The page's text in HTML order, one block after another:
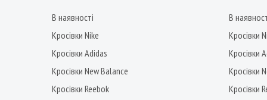
В наявності
Кросівки Nike
Кросівки Adidas
Кросівки New Balance
Кросівки Reebok
В
Кросівки
Кросівки
Кросівки
Кросівки